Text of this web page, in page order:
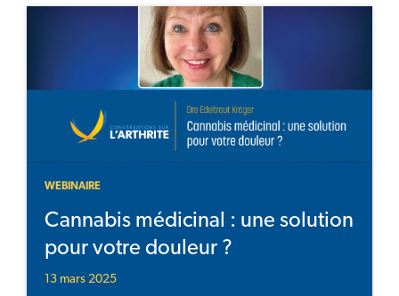
WEBINAIRE
Cannabis médicinal : une solution
pour votre douleur ?
13 mars 2025